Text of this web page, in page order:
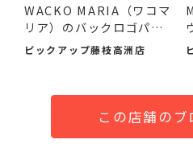
WACKO MARIA（ワコマ
リア）のバックロゴパー
カーが！
ピックアップ藤枝高洲店
この店舗のブ